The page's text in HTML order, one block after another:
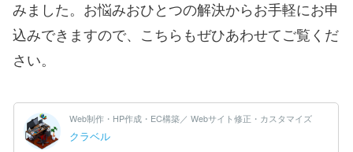
みました。お悩みおひとつの解決からお手軽にお申
込みできますので、こちらもぜひあわせてご覧くだ
さい。